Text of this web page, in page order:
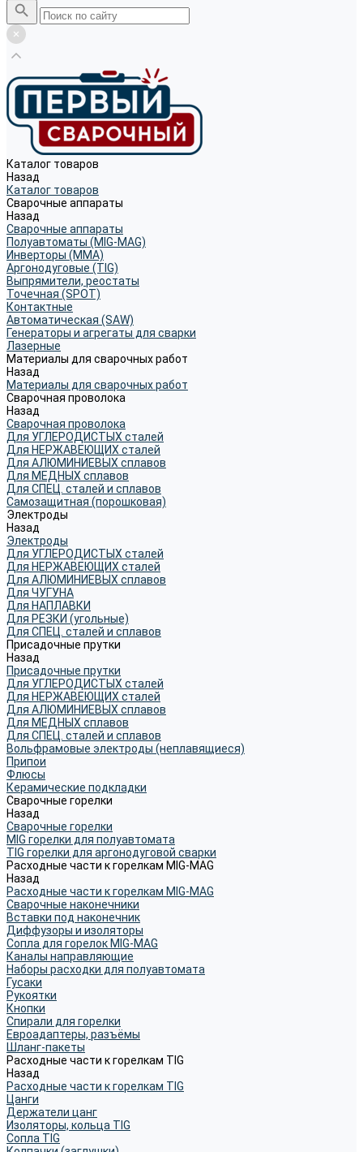
Каталог товаров
Назад
Каталог товаров
Сварочные аппараты
Назад
Сварочные аппараты
Полуавтоматы (MIG-MAG)
Инверторы (MMA)
Аргонодуговые (TIG)
Выпрямители, реостаты
Точечная (SPOT)
Контактные
Автоматическая (SAW)
Генераторы и агрегаты для сварки
Лазерные
Материалы для сварочных работ
Назад
Материалы для сварочных работ
Сварочная проволока
Назад
Сварочная проволока
Для УГЛЕРОДИСТЫХ сталей
Для НЕРЖАВЕЮЩИХ сталей
Для АЛЮМИНИЕВЫХ сплавов
Для МЕДНЫХ сплавов
Для СПЕЦ. сталей и сплавов
Самозащитная (порошковая)
Электроды
Назад
Электроды
Для УГЛЕРОДИСТЫХ сталей
Для НЕРЖАВЕЮЩИХ сталей
Для АЛЮМИНИЕВЫХ сплавов
Для ЧУГУНА
Для НАПЛАВКИ
Для РЕЗКИ (угольные)
Для СПЕЦ. сталей и сплавов
Присадочные прутки
Назад
Присадочные прутки
Для УГЛЕРОДИСТЫХ сталей
Для НЕРЖАВЕЮЩИХ сталей
Для АЛЮМИНИЕВЫХ сплавов
Для МЕДНЫХ сплавов
Для СПЕЦ. сталей и сплавов
Вольфрамовые электроды (неплавящиеся)
Припои
Флюсы
Керамические подкладки
Сварочные горелки
Назад
Сварочные горелки
MIG горелки для полуавтомата
TIG горелки для аргонодуговой сварки
Расходные части к горелкам MIG-MAG
Назад
Расходные части к горелкам MIG-MAG
Сварочные наконечники
Вставки под наконечник
Диффузоры и изоляторы
Сопла для горелок MIG-MAG
Каналы направляющие
Наборы расходки для полуавтомата
Гусаки
Рукоятки
Кнопки
Спирали для горелки
Евроадаптеры, разъёмы
Шланг-пакеты
Расходные части к горелкам TIG
Назад
Расходные части к горелкам TIG
Цанги
Держатели цанг
Изоляторы, кольца TIG
Сопла TIG